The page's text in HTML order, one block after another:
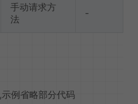
手动请求方
法
-
,示例省略部分代码